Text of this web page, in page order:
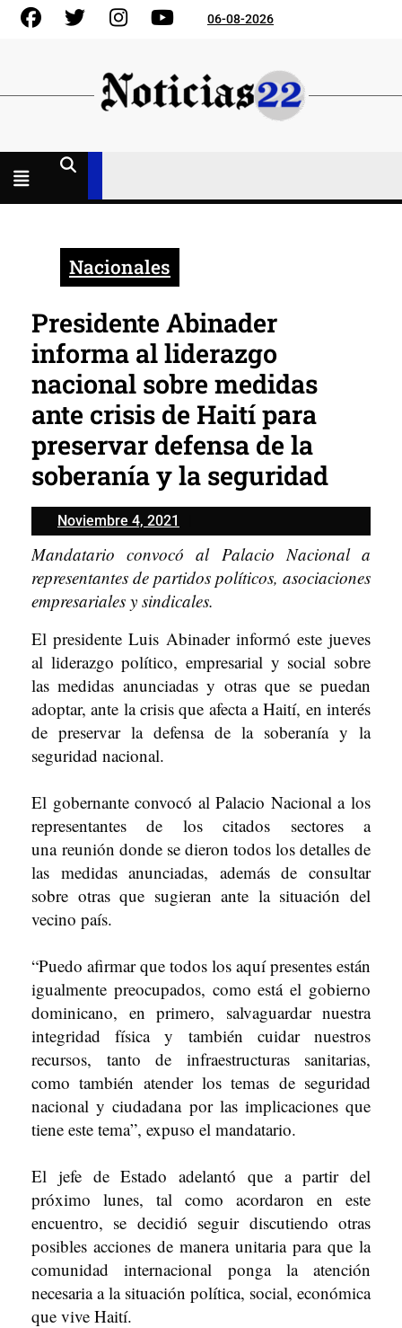
Skip
FacebookGorjeo InstagramYouTube06-08-2026
Nacionales
Presidente Abinader
informa al liderazgo
nacional sobre medidas
ante crisis de Haití para
preservar defensa de la
soberanía y la seguridad
Noviembre 4, 2021
4,
2021
Mandatario convocó al Palacio Nacional a
representantes de partidos políticos, asociaciones
empresariales y sindicales.
El presidente Luis Abinader informó este jueves
al liderazgo político, empresarial y social sobre
las medidas anunciadas y otras que se puedan
adoptar, ante la crisis que afecta a Haití, en interés
de preservar la defensa de la soberanía y la
seguridad nacional.
El gobernante convocó al Palacio Nacional a los
representantes de los citados sectores a
una reunión donde se dieron todos los detalles de
las medidas anunciadas, además de consultar
sobre otras que sugieran ante la situación del
vecino país.
“Puedo afirmar que todos los aquí presentes están
igualmente preocupados, como está el gobierno
dominicano, en primero, salvaguardar nuestra
integridad física y también cuidar nuestros
recursos, tanto de infraestructuras sanitarias,
como también atender los temas de seguridad
nacional y ciudadana por las implicaciones que
tiene este tema”, expuso el mandatario.
El jefe de Estado adelantó que a partir del
próximo lunes, tal como acordaron en este
encuentro, se decidió seguir discutiendo otras
posibles acciones de manera unitaria para que la
comunidad internacional ponga la atención
necesaria a la situación política, social, económica
que vive Haití.